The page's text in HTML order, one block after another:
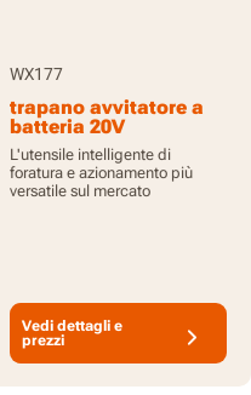
WX177
trapano avvitatore a
batteria 20V
Switchdriver 2 in 1 con
motore brushless - con
batteria e
caricabatterie
L'utensile intelligente di
foratura e azionamento più
versatile sul mercato
Vedi dettagli e
prezzi